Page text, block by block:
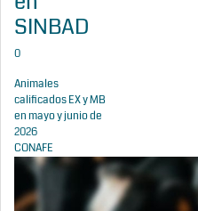
SINBAD
0
Animales
calificados EX y MB
en mayo y junio de
2026
CONAFE